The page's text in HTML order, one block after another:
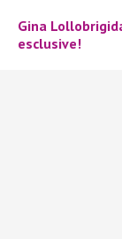
Gina
esclusive!